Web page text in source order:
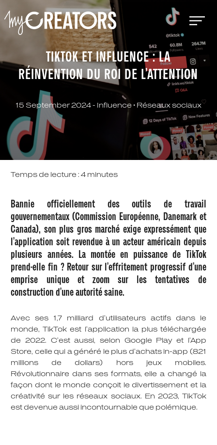
TIKTOK ET INFLUENCE : LA
RÉINVENTION DU ROI DE L’ATTENTION
15 September 2024 - Influence • Réseaux sociaux
Temps de lecture : 4 minutes
Bannie officiellement des outils de travail
gouvernementaux (Commission Européenne, Danemark et
Canada), son plus gros marché exige expressément que
l’application soit revendue à un acteur américain depuis
plusieurs années. La montée en puissance de TikTok
prend-elle fin ? Retour sur l’effritement progressif d’une
emprise unique et zoom sur les tentatives de
construction d’une autorité saine.
Avec ses 1,7 milliard d’utilisateurs actifs dans le
monde, TikTok est l’application la plus téléchargée
de 2022. C’est aussi, selon Google Play et l’App
Store, celle qui a généré le plus d’achats in-app (821
millions de dollars) hors jeux mobiles.
Révolutionnaire dans ses formats, elle a changé la
façon dont le monde conçoit le divertissement et la
créativité sur les réseaux sociaux. En 2023, TikTok
est devenue aussi incontournable que polémique.